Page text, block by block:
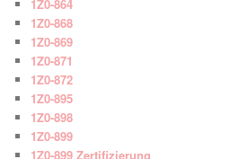
1Z0-864
1Z0-868
1Z0-869
1Z0-871
1Z0-872
1Z0-895
1Z0-898
1Z0-899
1Z0-899 Zertifizierung